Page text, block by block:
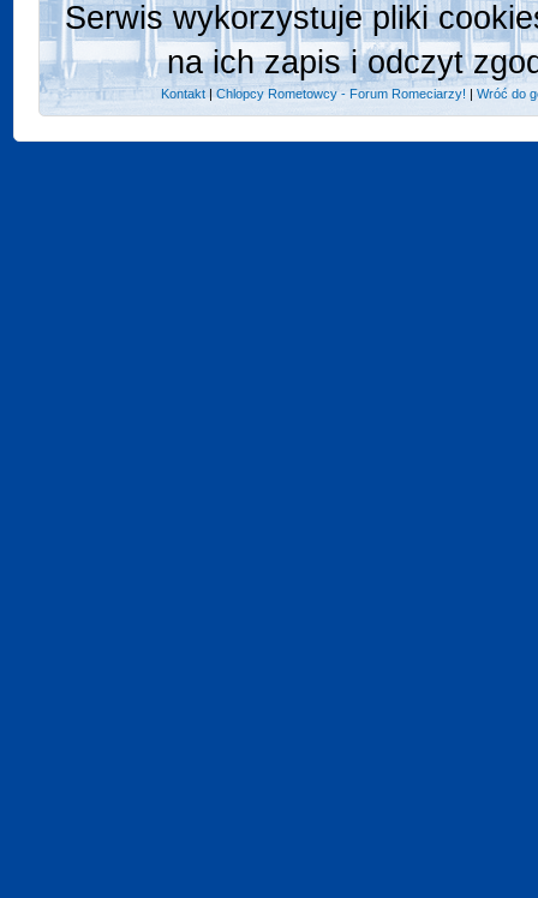
Serwis wykorzystuje pliki
na ich zapis i odczyt
Kontakt |Chlopcy Rometowcy - Forum Romeciarzy! |Wróć do